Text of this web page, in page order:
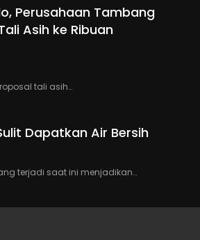
Perusahaan Tambang
Asih ke Ribuan
tali asih…
Dapatkan Air Bersih
terjadi saat ini menjadikan…